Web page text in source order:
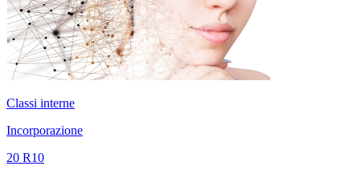
Classi interne
Incorporazione
20 R10